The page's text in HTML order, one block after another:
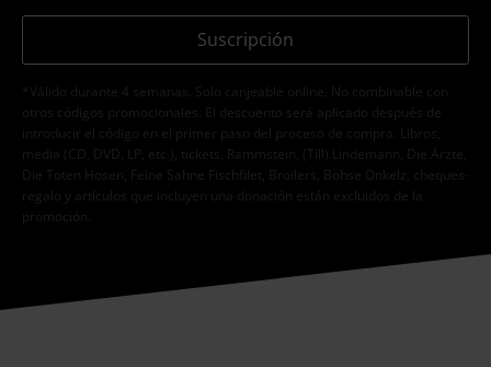
Suscripción
*Válido durante 4 semanas. Solo canjeable online. No combinable con
otros códigos promocionales. El descuento será aplicado después de
introducir el código en el primer paso del proceso de compra. Libros,
media (CD, DVD, LP, etc.), tickets, Rammstein, (Till) Lindemann, Die Ärzte,
Die Toten Hosen, Feine Sahne Fischfilet, Broilers, Böhse Onkelz, cheques-
regalo y artículos que incluyen una donación están excluidos de la
promoción.